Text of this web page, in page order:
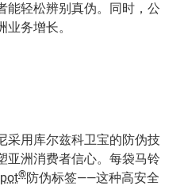
能轻松辨别真伪。同时，公
务增长。
采用库尔兹科卫宝的防伪技
亚洲消费者信心。每袋马铃
®防伪标签——这种高安全